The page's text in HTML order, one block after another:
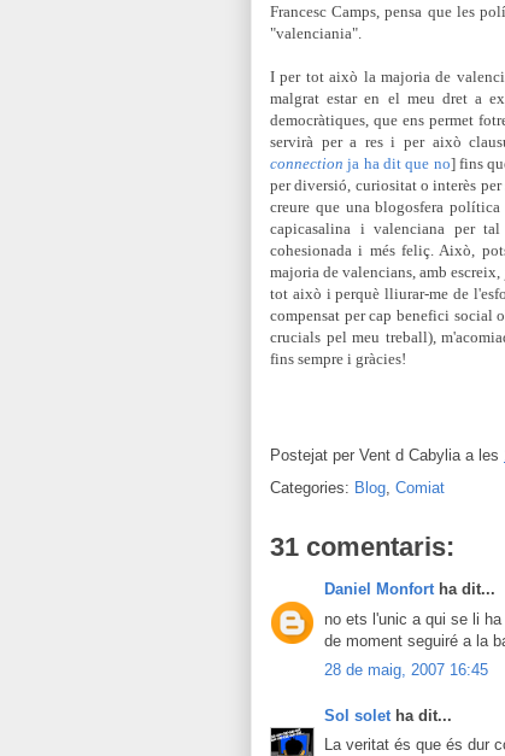
Francesc Camps, pensa que les
"valenciania".
I per tot això la majoria de
malgrat estar en el meu dret a
democràtiques, que ens permet
servirà per a res i per això
connectionja ha dit que no] fins
per diversió, curiositat o interès per
creure que una blogosfera
capicasalina i valenciana per
cohesionada i més feliç. Això,
majoria de valencians, amb
tot això i perquè lliurar-me de
compensat per cap benefici social
crucials pel meu treball),
fins sempre i gràcies!
Postejat per Vent d Cabylia a les
Categories: Blog, Comiat
31 comentaris:
Daniel Monfortha dit...
no ets l'unic a qui se li
de moment seguiré a la
28 de maig, 2007 16:45
Sol solet ha dit...
La veritat és que és dur